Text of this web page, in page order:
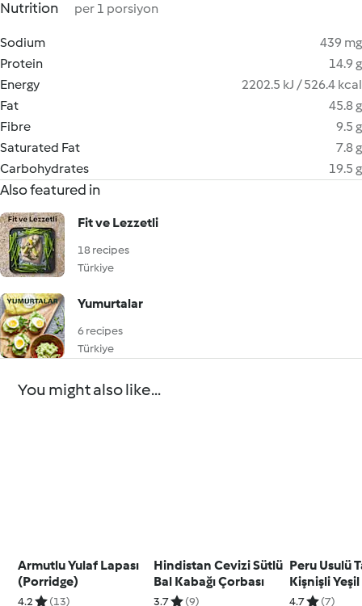
Nutrition per 1 porsiyon
Sodium
439 mg
Protein
14.9 g
Energy
2202.5 kJ / 526.4 kcal
Fat
45.8 g
Fibre
9.5 g
Saturated Fat
7.8 g
Carbohydrates
19.5 g
Also featured in
Fit ve Lezzetli
18 recipes
Türkiye
Yumurtalar
6 recipes
Türkiye
You might also like...
Armutlu Yulaf Lapası
(Porridge)
4.2 (13)
Hindistan Cevizi Sütlü
Bal Kabağı Çorbası
3.7 (9)
Peru Usulü
Kişnişli
Avokado
4.7 (7)